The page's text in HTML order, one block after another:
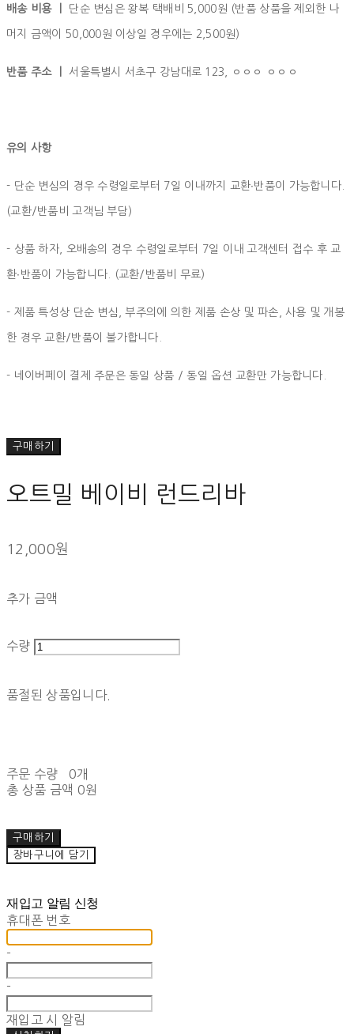
배송 비용 ㅣ 단순 변심은 왕복 택배비 5,000원 (반품 상품을 제외한 나
머지 금액이 50,000원 이상일 경우에는 2,500원)
반품 주소 ㅣ서울특별시 서초구 강남대로 123, ㅇㅇㅇ ㅇㅇㅇ
유의 사항
- 단순 변심의 경우 수령일로부터 7일 이내까지 교환∙반품이 가능합니다.
(교환/반품비 고객님 부담)
- 상품 하자, 오배송의 경우 수령일로부터 7일 이내 고객센터 접수 후 교
환∙반품이 가능합니다. (교환/반품비 무료)
- 제품 특성상 단순 변심, 부주의에 의한 제품 손상 및 파손, 사용 및 개봉
한 경우 교환/반품이 불가합니다.
- 네이버페이 결제 주문은 동일 상품 / 동일 옵션 교환만 가능합니다.
구매하기
오트밀 베이비 런드리바
12,000원
추가 금액
수량
품절된 상품입니다.
주문 수량
0개
총 상품 금액 0원
구매하기
장바구니에 담기
재입고 알림 신청
휴대폰 번호
-
-
재입고 시 알림